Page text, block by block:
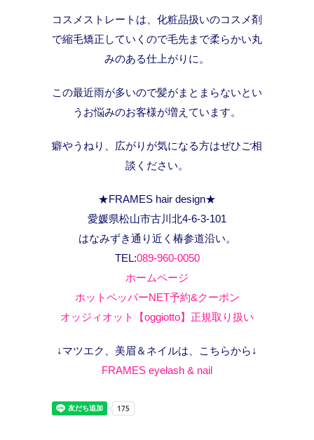
コスメストレートは、化粧品扱いのコスメ剤
で縮毛矯正していくので毛先まで柔らかい丸
みのある仕上がりに。
この最近雨が多いので髪がまとまらないとい
うお悩みのお客様が増えています。
癖やうねり、広がりが気になる方はぜひご相
談ください。
★FRAMES hair design★
愛媛県松山市古川北4-6-3-101
はなみずき通り近く椿参道沿い。
TEL:089-960-0050
ホームページ
ホットペッパーNET予約&クーポン
オッジィオット【oggiotto】正規取り扱い
↓マツエク、美眉＆ネイルは、こちらから↓
FRAMES eyelash & nail